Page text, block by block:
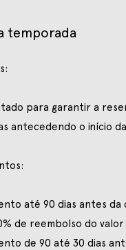
temporada
para garantir a
antecedendo o início
até 90 dias antes da
de reembolso do valor
de 90 até 30 dias